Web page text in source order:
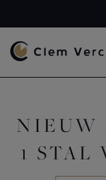
NIEUW
1 STAL